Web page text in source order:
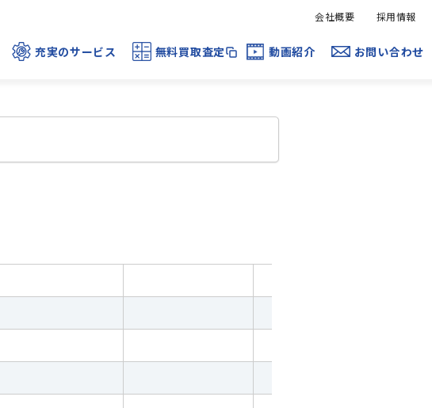
充実のサービス 無料買取査定 動画紹介 お問い合わせ
会社概要 採用情報